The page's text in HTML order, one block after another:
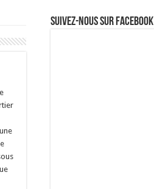
Suivez-nous sur Facebook